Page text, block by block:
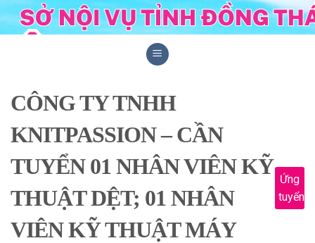
Skip
to
CÔNG TY TNHH
KNITPASSION – CẦN
TUYỂN 01 NHÂN VIÊN KỸ
THUẬT DỆT; 01 NHÂN
VIÊN KỸ THUẬT MÁY
Ứng
tuyển